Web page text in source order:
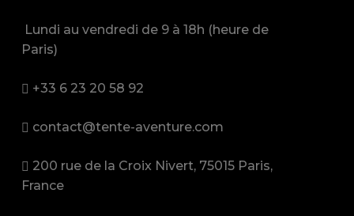
Lundi au vendredi de 9 à 18h (heure de
Paris)
+33 6 23 20 58 92
contact@tente-aventure.com
200 rue de la Croix Nivert, 75015 Paris,
France